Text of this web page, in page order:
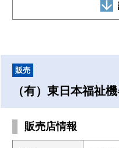
（有）東日本福祉
販売
販売店情報